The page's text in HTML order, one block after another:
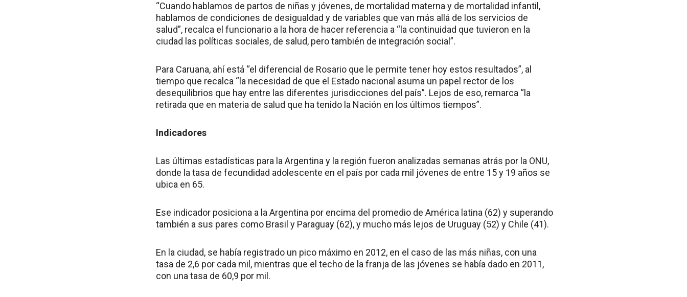
“Cuando hablamos de partos de niñas y jóvenes, de mortalidad materna y de mortalidad infantil,
hablamos de condiciones de desigualdad y de variables que van más allá de los servicios de
salud”, recalca el funcionario a la hora de hacer referencia a “la continuidad que tuvieron en la
ciudad las políticas sociales, de salud, pero también de integración social”.
Para Caruana, ahí está “el diferencial de Rosario que le permite tener hoy estos resultados”, al
tiempo que recalca “la necesidad de que el Estado nacional asuma un papel rector de los
desequilibrios que hay entre las diferentes jurisdicciones del país”. Lejos de eso, remarca “la
retirada que en materia de salud que ha tenido la Nación en los últimos tiempos”.
Indicadores
Las últimas estadísticas para la Argentina y la región fueron analizadas semanas atrás por la ONU,
donde la tasa de fecundidad adolescente en el país por cada mil jóvenes de entre 15 y 19 años se
ubica en 65.
Ese indicador posiciona a la Argentina por encima del promedio de América latina (62) y superando
también a sus pares como Brasil y Paraguay (62), y mucho más lejos de Uruguay (52) y Chile (41).
En la ciudad, se había registrado un pico máximo en 2012, en el caso de las más niñas, con una
tasa de 2,6 por cada mil, mientras que el techo de la franja de las jóvenes se había dado en 2011,
con una tasa de 60,9 por mil.